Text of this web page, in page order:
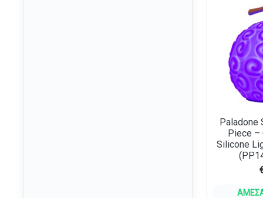
Paladone
Piece –
Silicone